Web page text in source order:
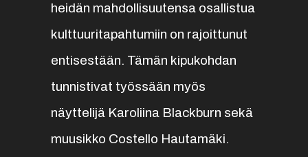
heidän mahdollisuutensa osallistua
kulttuuritapahtumiin on rajoittunut
entisestään. Tämän kipukohdan
tunnistivat työssään myös
näyttelijä Karoliina Blackburn sekä
muusikko Costello Hautamäki.